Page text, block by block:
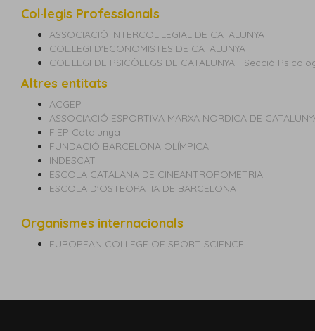
Col·legis Professionals
ASSOCIACIÓ INTERCOL·LEGIAL DE CATALUNYA
COL.LEGI D'ECONOMISTES DE CATALUNYA
COL·LEGI DE PSICÒLEGS DE CATALUNYA - Secció
Altres entitats
ACGEP
ASSOCIACIÓ ESPORTIVA MARXA NORDICA DE
FIEP Catalunya
FUNDACIÓ BARCELONA OLÍMPICA
INDESCAT
ESCOLA CATALANA DE CINEANTROPOMETRIA
ESCOLA D'OSTEOPATIA DE BARCELONA
Organismes internacionals
EUROPEAN COLLEGE OF SPORT SCIENCE